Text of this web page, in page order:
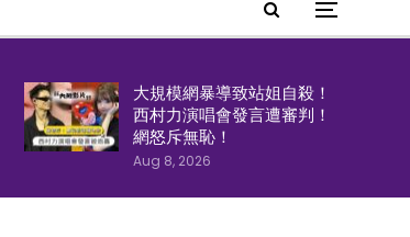
大規模網暴導致站姐自殺！
西村力演唱會發言遭審判！
網怒斥無恥！
Aug 8, 2026